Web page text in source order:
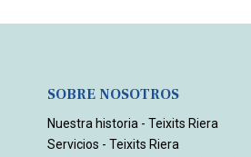
SOBRE NOSOTROS
Nuestra historia - Teixits Riera
Servicios - Teixits Riera